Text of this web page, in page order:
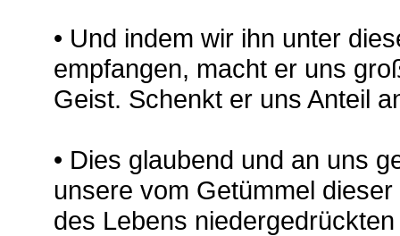
• Und indem wir ihn unter
empfangen, macht er uns
Geist. Schenkt er uns Anteil
• Dies glaubend und an uns
unsere vom Getümmel
des Lebens